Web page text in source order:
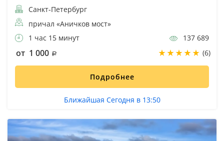
Санкт-Петербург
причал «Аничков мост»
1 час 15 минут
137 689
от 1 000 (6)
Подробнее
Ближайшая Сегодня в 13:50